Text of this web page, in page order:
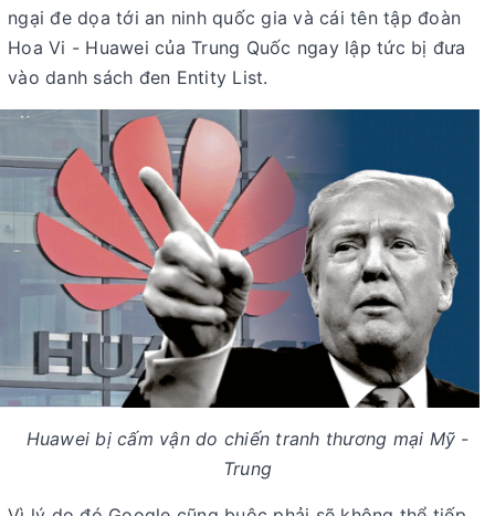
ngại đe dọa tới an ninh quốc gia và cái tên tập đoàn
Hoa Vi - Huawei của Trung Quốc ngay lập tức bị đưa
vào danh sách đen Entity List.
Huawei bị cấm vận do chiến tranh thương mại Mỹ -
Trung